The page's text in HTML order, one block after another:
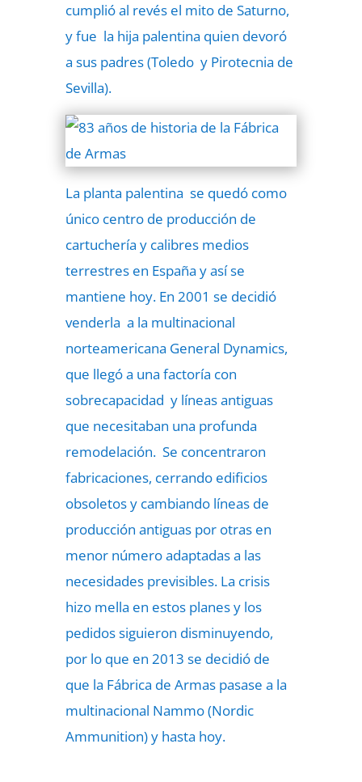
cumplió al revés el mito de Saturno,
y fue la hija palentina quien devoró
a sus padres (Toledo y Pirotecnia de
Sevilla).
La planta palentina se quedó como
único centro de producción de
cartuchería y calibres medios
terrestres en España y así se
mantiene hoy. En 2001 se decidió
venderla a la multinacional
norteamericana General Dynamics,
que llegó a una factoría con
sobrecapacidad y líneas antiguas
que necesitaban una profunda
remodelación. Se concentraron
fabricaciones, cerrando edificios
obsoletos y cambiando líneas de
producción antiguas por otras en
menor número adaptadas a las
necesidades previsibles. La crisis
hizo mella en estos planes y los
pedidos siguieron disminuyendo,
por lo que en 2013 se decidió de
que la Fábrica de Armas pasase a la
multinacional Nammo (Nordic
Ammunition) y hasta hoy.